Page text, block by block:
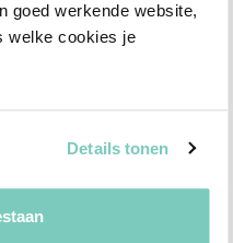
goed werkende website,
welke cookies je
Details tonen
in en wij nemen zo
met je op!